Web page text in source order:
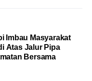
Imbau Masyarakat
Atas Jalur Pipa
Bersama